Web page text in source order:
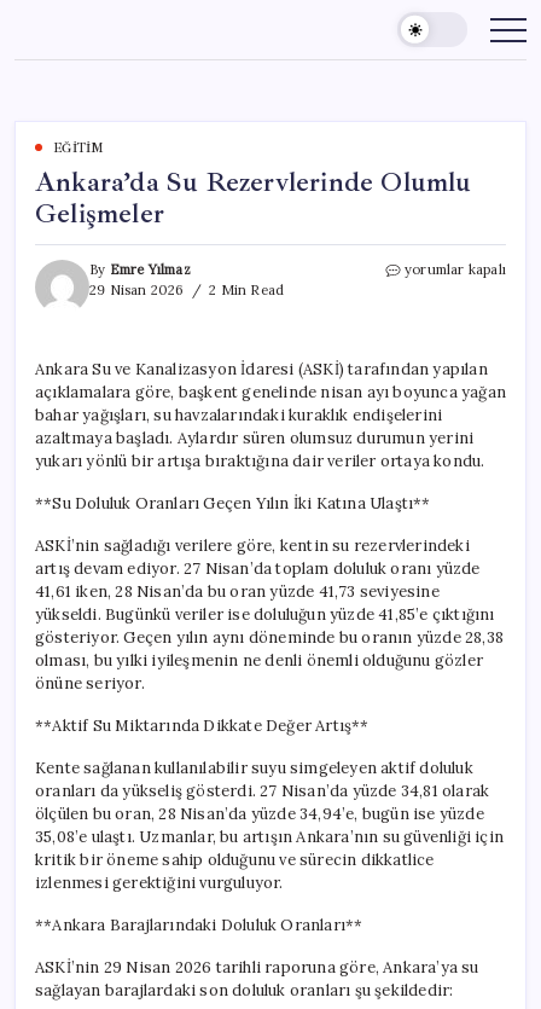
content
EĞITIM
Ankara’da Su Rezervlerinde Olumlu
Gelişmeler
By Emre Yılmaz
29 Nisan 2026
2 Min Read
Ankara’da
için
yorumlar kapalı
Ankara Su ve Kanalizasyon İdaresi (ASKİ) tarafından yapılan
açıklamalara göre, başkent genelinde nisan ayı boyunca yağan
bahar yağışları, su havzalarındaki kuraklık endişelerini
azaltmaya başladı. Aylardır süren olumsuz durumun yerini
yukarı yönlü bir artışa bıraktığına dair veriler ortaya kondu.
**Su Doluluk Oranları Geçen Yılın İki Katına Ulaştı**
ASKİ’nin sağladığı verilere göre, kentin su rezervlerindeki
artış devam ediyor. 27 Nisan’da toplam doluluk oranı yüzde
41,61 iken, 28 Nisan’da bu oran yüzde 41,73 seviyesine
yükseldi. Bugünkü veriler ise doluluğun yüzde 41,85’e çıktığını
gösteriyor. Geçen yılın aynı döneminde bu oranın yüzde 28,38
olması, bu yılki iyileşmenin ne denli önemli olduğunu gözler
önüne seriyor.
**Aktif Su Miktarında Dikkate Değer Artış**
Kente sağlanan kullanılabilir suyu simgeleyen aktif doluluk
oranları da yükseliş gösterdi. 27 Nisan’da yüzde 34,81 olarak
ölçülen bu oran, 28 Nisan’da yüzde 34,94’e, bugün ise yüzde
35,08’e ulaştı. Uzmanlar, bu artışın Ankara’nın su güvenliği için
kritik bir öneme sahip olduğunu ve sürecin dikkatlice
izlenmesi gerektiğini vurguluyor.
**Ankara Barajlarındaki Doluluk Oranları**
ASKİ’nin 29 Nisan 2026 tarihli raporuna göre, Ankara’ya su
sağlayan barajlardaki son doluluk oranları şu şekildedir: